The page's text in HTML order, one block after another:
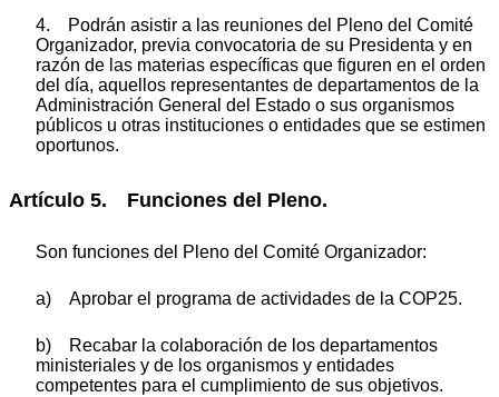
4. Podrán asistir a las reuniones del Pleno del Comité
Organizador, previa convocatoria de su Presidenta y en
razón de las materias específicas que figuren en el orden
del día, aquellos representantes de departamentos de la
Administración General del Estado o sus organismos
públicos u otras instituciones o entidades que se estimen
oportunos.
Artículo 5. Funciones del Pleno.
Son funciones del Pleno del Comité Organizador:
a) Aprobar el programa de actividades de la COP25.
b) Recabar la colaboración de los departamentos
ministeriales y de los organismos y entidades
competentes para el cumplimiento de sus objetivos.